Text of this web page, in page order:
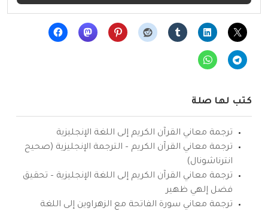
كتب لها صلة
ترجمة معاني القرآن الكريم إلى اللغة الإنجليزية
ترجمة معاني القرآن الكريم – الترجمة الإنجليزية (صحيح
انترناشونال)
ترجمة معاني القرآن الكريم إلى اللغة الإنجليزية – تحقيق
فضل إلهي ظهير
ترجمة معاني سورة الفاتحة مع الزهراوين إلى اللغة